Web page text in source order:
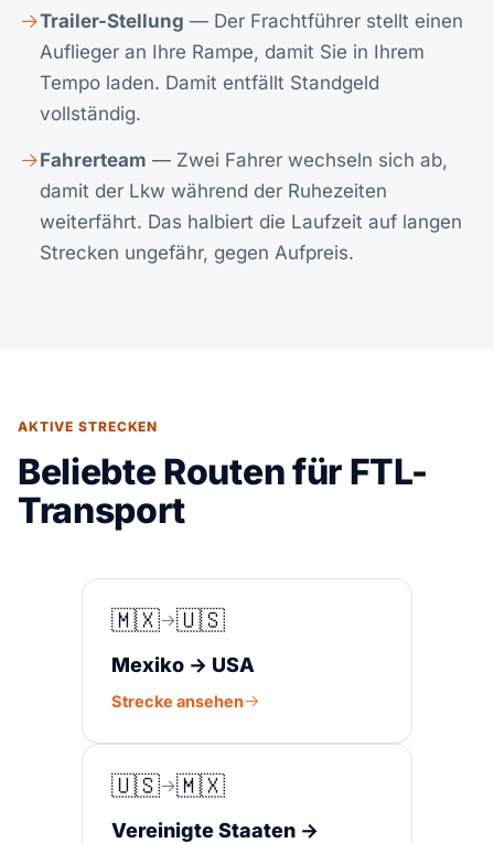
Trailer-Stellung — Der Frachtführer stellt einen
Auflieger an Ihre Rampe, damit Sie in Ihrem
Tempo laden. Damit entfällt Standgeld
vollständig.
Fahrerteam — Zwei Fahrer wechseln sich ab,
damit der Lkw während der Ruhezeiten
weiterfährt. Das halbiert die Laufzeit auf langen
Strecken ungefähr, gegen Aufpreis.
AKTIVE STRECKEN
Beliebte Routen für FTL-
Transport
🇲🇽 🇺🇸
Mexiko → USA
Strecke ansehen
🇺🇸 🇲🇽
Vereinigte Staaten →